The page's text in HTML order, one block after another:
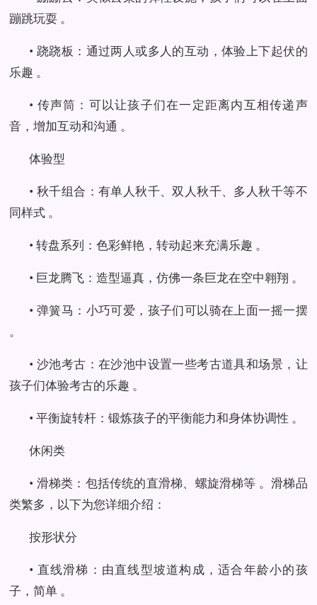
蹦跳玩耍 。
• 跷跷板：通过两人或多人的互动，体验上下起伏的
乐趣 。
• 传声筒：可以让孩子们在一定距离内互相传递声
音，增加互动和沟通 。
体验型
• 秋千组合：有单人秋千、双人秋千、多人秋千等不
同样式 。
• 转盘系列：色彩鲜艳，转动起来充满乐趣 。
• 巨龙腾飞：造型逼真，仿佛一条巨龙在空中翱翔 。
• 弹簧马：小巧可爱，孩子们可以骑在上面一摇一摆
。
• 沙池考古：在沙池中设置一些考古道具和场景，让
孩子们体验考古的乐趣 。
• 平衡旋转杆：锻炼孩子的平衡能力和身体协调性 。
休闲类
• 滑梯类：包括传统的直滑梯、螺旋滑梯等 。滑梯品
类繁多，以下为您详细介绍：
按形状分
• 直线滑梯：由直线型坡道构成，适合年龄小的孩
子，简单 。